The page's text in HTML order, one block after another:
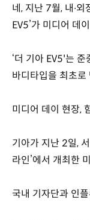
네, 지난 7월, 내∙
EV5’가 미디어 데
‘더 기아 EV5'는
바디타입을 최초
미디어 데이 현장,
기아가 지난 2일,
라인’에서 개최한
국내 기자단과 인